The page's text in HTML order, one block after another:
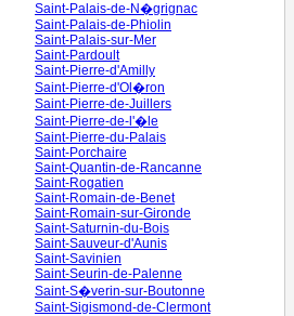
Saint-Palais-de-N�grignac
Saint-Palais-de-Phiolin
Saint-Palais-sur-Mer
Saint-Pardoult
Saint-Pierre-d'Amilly
Saint-Pierre-d'Ol�ron
Saint-Pierre-de-Juillers
Saint-Pierre-de-l'�le
Saint-Pierre-du-Palais
Saint-Porchaire
Saint-Quantin-de-Rancanne
Saint-Rogatien
Saint-Romain-de-Benet
Saint-Romain-sur-Gironde
Saint-Saturnin-du-Bois
Saint-Sauveur-d'Aunis
Saint-Savinien
Saint-Seurin-de-Palenne
Saint-S�verin-sur-Boutonne
Saint-Sigismond-de-Clermont